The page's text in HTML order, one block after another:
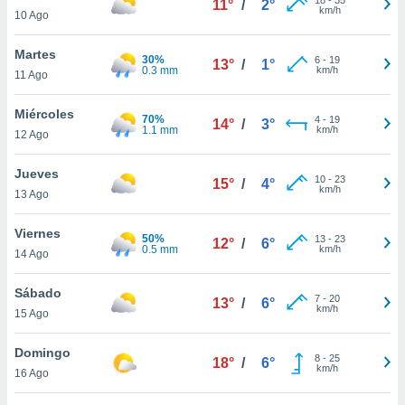
más
nuestra
y
de
disponible
cookies
aceptar
10 Ago
11° / 2°
km/h
Martes
11 Ago
30%
0.3 mm
13° / 1° 6- 19
km/h
Miércoles
12 Ago
70%
1.1 mm
14° / 3° 4- 19
km/h
Jueves
13 Ago
15° / 4° 10- 23
km/h
Viernes
14 Ago
50%
0.5 mm
12° / 6° 13- 23
km/h
Sábado
15 Ago
13° / 6° 7- 20
km/h
Domingo
16 Ago
18° / 6° 8- 25
km/h